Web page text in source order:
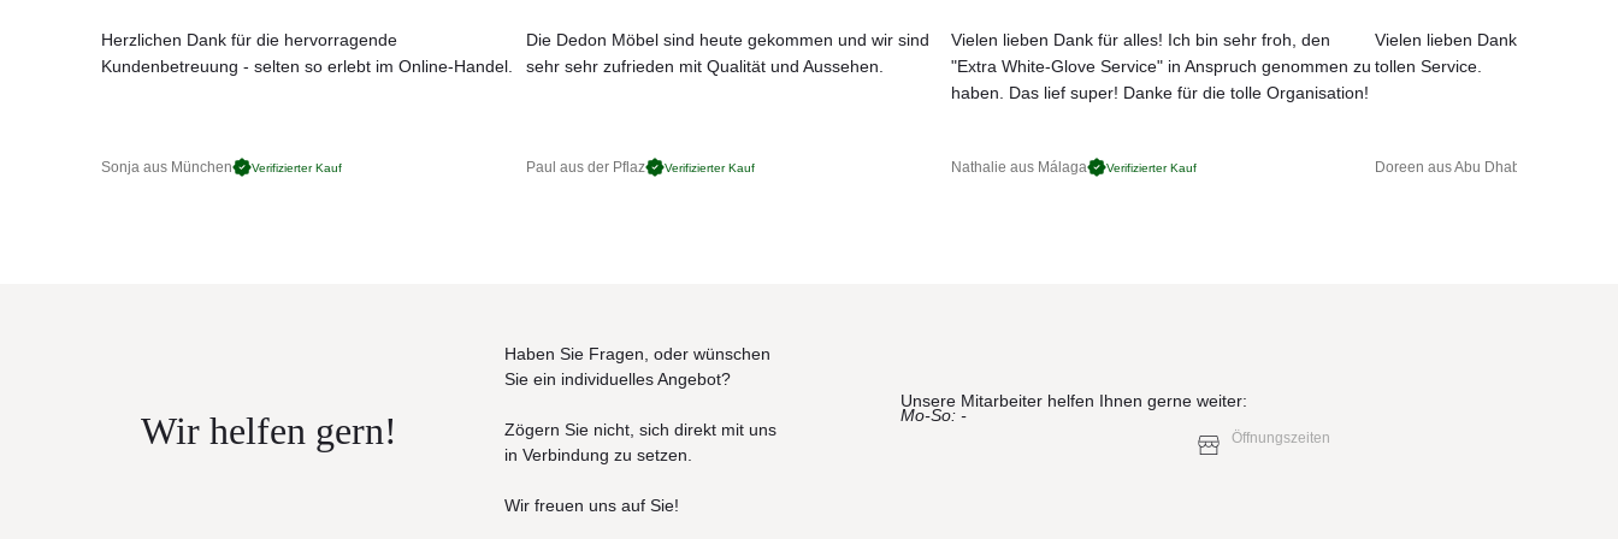
JETZT MUSTER BESTELLEN
Herzlichen Dank für die hervorragende
Kundenbetreuung - selten so erlebt im Online-Handel.
Sonja aus München Verifizierter Kauf
Die Dedon Möbel sind heute gekommen und wir sind
sehr sehr zufrieden mit Qualität und Aussehen.
Paul aus der Pflaz Verifizierter Kauf
Vielen lieben Dank für alles! Ich bin sehr froh, den
"Extra White-Glove Service" in Anspruch genommen zu
haben. Das lief super! Danke für die tolle Organisation!
Nathalie aus Málaga Verifizierter Kauf
Vielen lieben Dank für das
tollen Service.
Doreen aus Abu Dhabi
Wir helfen gern!
Haben Sie Fragen, oder wünschen
Sie ein individuelles Angebot?
Zögern Sie nicht, sich direkt mit uns
in Verbindung zu setzen.
Wir freuen uns auf Sie!
Unsere Mitarbeiter helfen Ihnen gerne weiter:
Mo-So: -
Öffnungszeiten